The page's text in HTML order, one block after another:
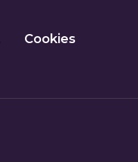
Cookies